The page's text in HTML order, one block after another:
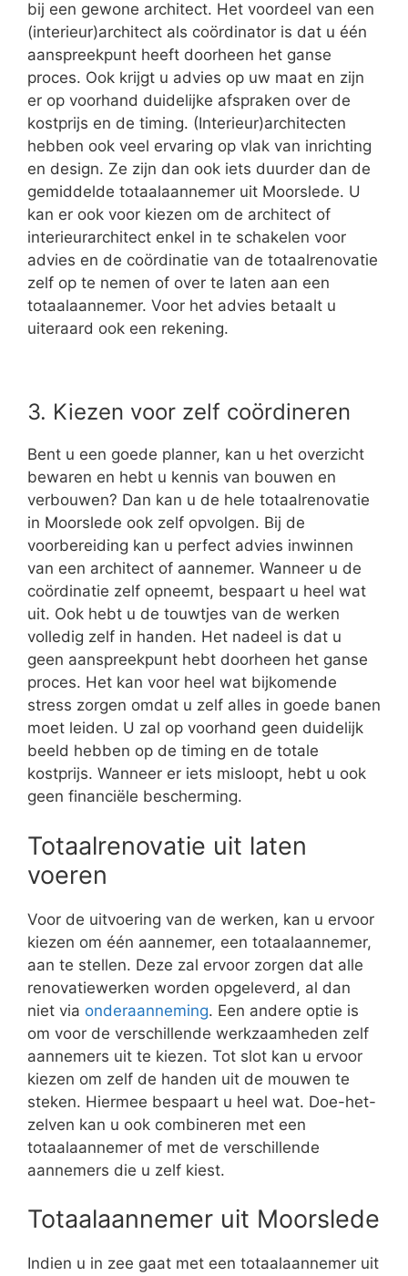
bij een gewone architect. Het voordeel van een
(interieur)architect als coördinator is dat u één
aanspreekpunt heeft doorheen het ganse
proces. Ook krijgt u advies op uw maat en zijn
er op voorhand duidelijke afspraken over de
kostprijs en de timing. (Interieur)architecten
hebben ook veel ervaring op vlak van inrichting
en design. Ze zijn dan ook iets duurder dan de
gemiddelde totaalaannemer uit Moorslede. U
kan er ook voor kiezen om de architect of
interieurarchitect enkel in te schakelen voor
advies en de coördinatie van de totaalrenovatie
zelf op te nemen of over te laten aan een
totaalaannemer. Voor het advies betaalt u
uiteraard ook een rekening.
3. Kiezen voor zelf coördineren
Bent u een goede planner, kan u het overzicht
bewaren en hebt u kennis van bouwen en
verbouwen? Dan kan u de hele totaalrenovatie
in Moorslede ook zelf opvolgen. Bij de
voorbereiding kan u perfect advies inwinnen
van een architect of aannemer. Wanneer u de
coördinatie zelf opneemt, bespaart u heel wat
uit. Ook hebt u de touwtjes van de werken
volledig zelf in handen. Het nadeel is dat u
geen aanspreekpunt hebt doorheen het ganse
proces. Het kan voor heel wat bijkomende
stress zorgen omdat u zelf alles in goede banen
moet leiden. U zal op voorhand geen duidelijk
beeld hebben op de timing en de totale
kostprijs. Wanneer er iets misloopt, hebt u ook
geen financiële bescherming.
Totaalrenovatie uit laten
voeren
Voor de uitvoering van de werken, kan u ervoor
kiezen om één aannemer, een totaalaannemer,
aan te stellen. Deze zal ervoor zorgen dat alle
renovatiewerken worden opgeleverd, al dan
niet via onderaanneming. Een andere optie is
om voor de verschillende werkzaamheden zelf
aannemers uit te kiezen. Tot slot kan u ervoor
kiezen om zelf de handen uit de mouwen te
steken. Hiermee bespaart u heel wat. Doe-het-
zelven kan u ook combineren met een
totaalaannemer of met de verschillende
aannemers die u zelf kiest.
Totaalaannemer uit Moorslede
Indien u in zee gaat met een totaalaannemer uit